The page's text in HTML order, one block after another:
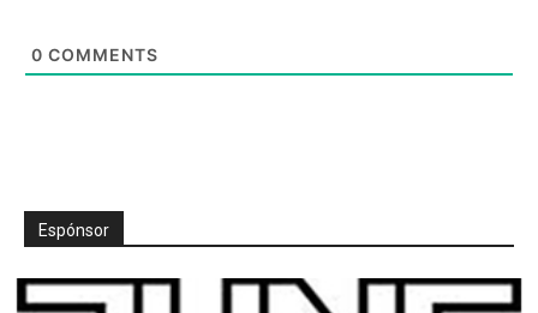
0 COMMENTS
Espónsor